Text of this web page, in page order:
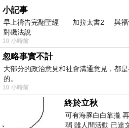
小記事
早上禱告完翻聖經 加拉太書2 與福
對磯法說
10 小時前
忽略事實不計
大部分的政治意見和社會溝通意見，都
的。
10 小時前
終於立秋
可有海豚白白靠攏
弱 雖人間活動 已達